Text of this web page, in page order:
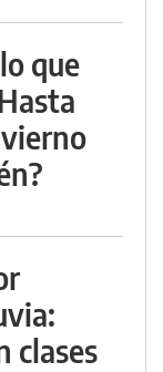
que
clases